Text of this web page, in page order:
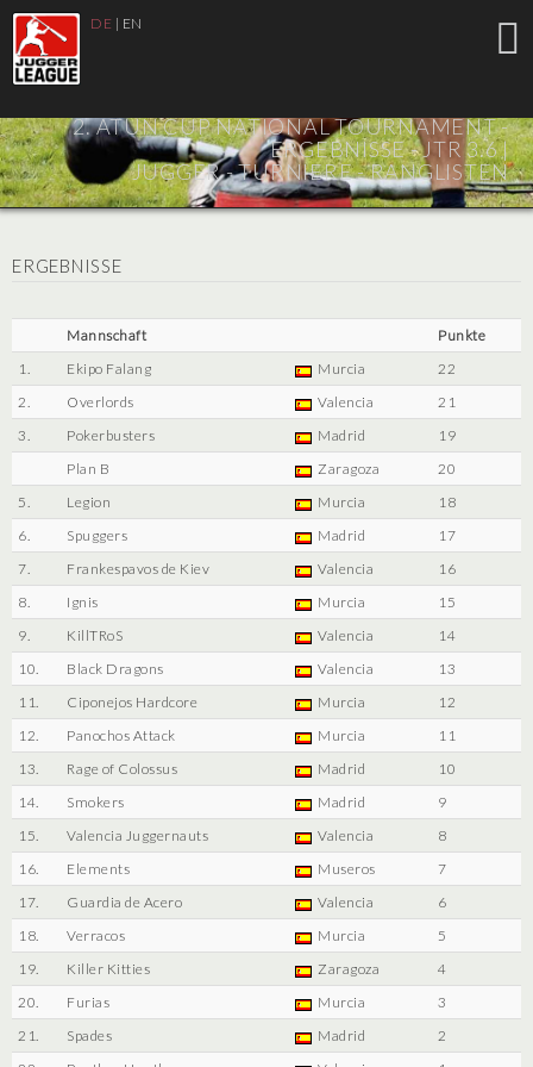
DE | EN
2. ATUN CUP NATIONAL TOURNAMENT -
ERGEBNISSE - JTR 3.6 |
JUGGER - TURNIERE - RANGLISTEN
ERGEBNISSE
Mannschaft
Punkte
1.
Ekipo Falang Murcia
22
2.
Overlords Valencia
21
3.
Pokerbusters Madrid
19
Plan B
Zaragoza
20
5.
Legion Murcia
18
6.
Spuggers Madrid
17
7.
Frankespavos de Kiev Valencia
16
8.
Ignis Murcia
15
9.
KillTRoS Valencia
14
10.
Black Dragons Valencia
13
11.
Ciponejos Hardcore Murcia
12
12.
Panochos Attack Murcia
11
13.
Rage of Colossus Madrid
10
14.
Smokers Madrid
9
15.
Valencia Juggernauts Valencia
8
16.
Elements Museros
7
17.
Guardia de Acero Valencia
6
18.
Verracos Murcia
5
19.
Killer Kitties Zaragoza
4
20.
Furias Murcia
3
21.
Spades Madrid
2